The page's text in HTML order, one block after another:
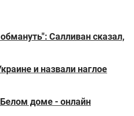
Салливан сказал,
и назвали наглое
доме - онлайн